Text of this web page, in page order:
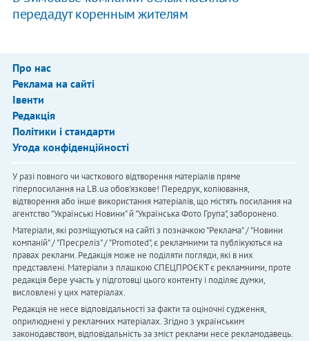
передадут коренным жителям
Про нас
Реклама на сайті
Івенти
Редакція
Політики і стандарти
Угода конфіденційності
У разі повного чи часткового відтворення матеріалів пряме
гіперпосилання на LB.ua обов'язкове! Передрук, копіювання,
відтворення або інше використання матеріалів, що містять посилання на
агентство "Українськi Новини" й "Українська Фото Група", заборонено.
Матеріали, які розміщуються на сайті з позначкою "Реклама" / "Новини
компаній" / "Пресреліз" / "Promoted", є рекламними та публікуються на
правах реклами. Редакція може не поділяти погляди, які в них
представлені. Матеріали з плашкою СПЕЦПРОЄКТ є рекламними, проте
редакція бере участь у підготовці цього контенту і поділяє думки,
висловлені у цих матеріалах.
Редакція не несе відповідальності за факти та оціночні судження,
оприлюднені у рекламних матеріалах. Згідно з українським
законодавством, відповідальність за зміст реклами несе рекламодавець.